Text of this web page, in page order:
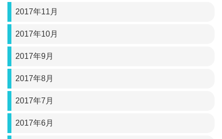
2017年11月
2017年10月
2017年9月
2017年8月
2017年7月
2017年6月